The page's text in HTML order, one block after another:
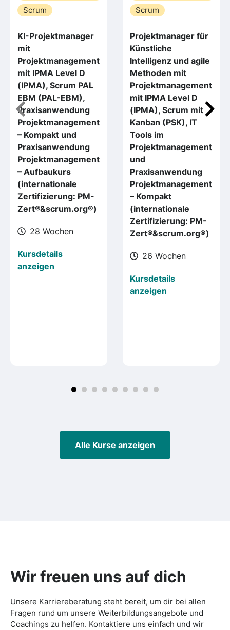
Scrum
KI-Projektmanager
mit
Projektmanagement
mit IPMA Level D
(IPMA), Scrum PAL
EBM (PAL-EBM),
Praxisanwendung
Projektmanagement
– Kompakt und
Praxisanwendung
Projektmanagement
– Aufbaukurs
(internationale
Zertifizierung: PM-
Zert®&scrum.org®)
28 Wochen
Kursdetails
anzeigen
Scrum
Projektmanager für
Künstliche
Intelligenz und agile
Methoden mit
Projektmanagement
mit IPMA Level D
(IPMA), Scrum mit
Kanban (PSK), IT
Tools im
Projektmanagement
und
Praxisanwendung
Projektmanagement
– Kompakt
(internationale
Zertifizierung: PM-
Zert®&scrum.org®)
26 Wochen
Kursdetails
anzeigen
Alle Kurse anzeigen
Wir freuen uns auf dich
Unsere Karriereberatung steht bereit, um dir bei allen
Fragen rund um unsere Weiterbildungsangebote und
Coachings zu helfen. Kontaktiere uns einfach und wir